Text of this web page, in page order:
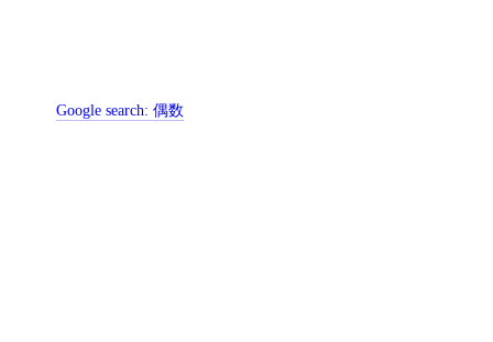
Google search:偶数